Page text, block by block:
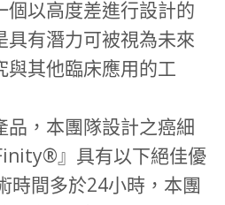
個以高度差進行設計的
具有潛力可被視為未來
與其他臨床應用的工
品，本團隊設計之癌細
』具有以下絕佳優
時間多於24小時，本團